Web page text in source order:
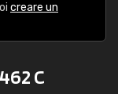
creare un
C